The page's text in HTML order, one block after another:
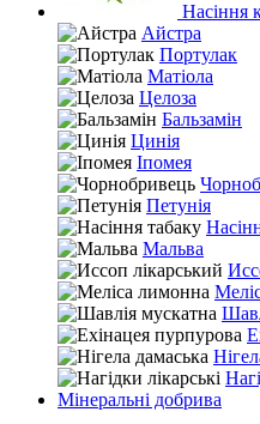
Насіння
Айстра
Портулак
Матіола
Целоза
Бальзамін
Цинія
Іпомея
Петунія
Мальва
Мінеральні добрива